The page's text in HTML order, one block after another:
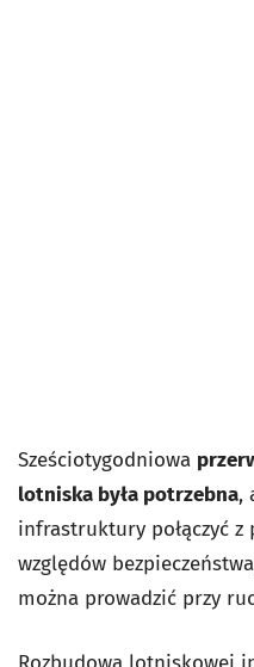
Sześciotygodniowa
lotniska była potrzebna,
infrastruktury połączyć z
względów
można prowadzić przy